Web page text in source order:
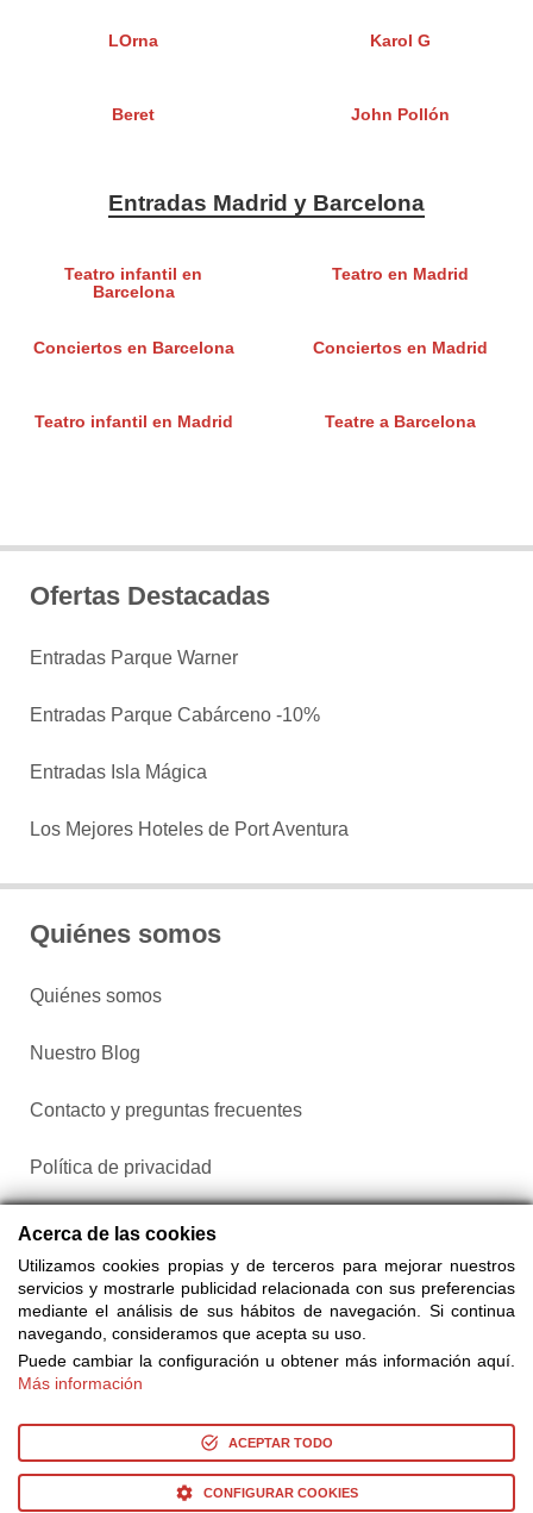
LOrna Karol G
Beret John Pollón
Entradas Madrid y Barcelona
Teatro infantil en
Barcelona
Teatro en Madrid
Conciertos en Barcelona Conciertos en Madrid
Teatro infantil en Madrid Teatre a Barcelona
Ofertas Destacadas
Entradas Parque Warner
Entradas Parque Cabárceno -10%
Entradas Isla Mágica
Los Mejores Hoteles de Port Aventura
Quiénes somos
Quiénes somos
Nuestro Blog
Contacto y preguntas frecuentes
Política de privacidad
Configurar cookies
de 25 proveedores
© Copyright 2014-2026 Ociocultura Network SL. - All Rights
Acerca de las cookies
Utilizamos cookies propias y de terceros para mejorar nuestros
servicios y mostrarle publicidad relacionada con sus preferencias
mediante el análisis de sus hábitos de navegación. Si continua
navegando, consideramos que acepta su uso.
Puede cambiar la configuración u obtener más información aquí.
Más información
ACEPTAR TODO
CONFIGURAR COOKIES